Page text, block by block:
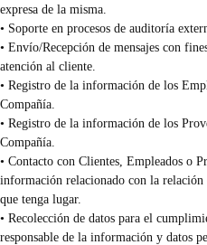
expresa de la misma.
• Soporte en procesos de auditoría
• Envío/Recepción de mensajes con
atención al cliente.
• Registro de la información de los
Compañía.
• Registro de la información de los
Compañía.
• Contacto con Clientes, Empleados o
información relacionado con la
que tenga lugar.
• Recolección de datos para el
responsable de la información y datos